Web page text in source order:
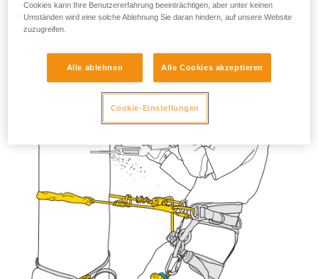
Cookies kann Ihre Benutzererfahrung beeinträchtigen, aber unter keinen
Umständen wird eine solche Ablehnung Sie daran hindern, auf unsere Website
zuzugreifen.
Alle ablehnen Alle Cookies akzeptieren
Cookie-Einstellungen